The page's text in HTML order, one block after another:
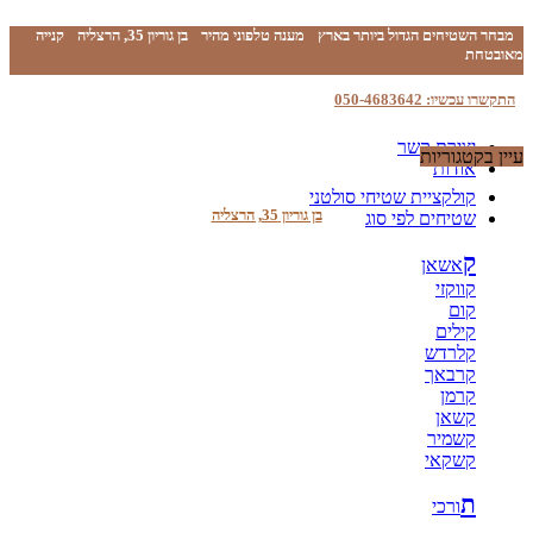
מבחר השטיחים הגדול ביותר בארץ מענה טלפוני מהיר בן גוריון 35, הרצליה
קנייה
מאובטחת
התקשרו עכשיו: 050-4683642
יצירת קשר
אודות
בן גוריון 35, הרצליה
עיין בקטגוריות
קולקציית שטיחי סולטני
שטיחים לפי סוג
קאשאן
קווקזי
קום
קילים
קלרדש
קרבאך
קרמן
קשאן
קשמיר
קשקאי
תורכי